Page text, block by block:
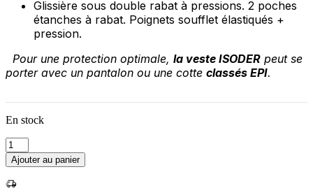
Glissière sous double rabat à pressions. 2 poches
étanches à rabat. Poignets soufflet élastiqués +
pression.
Pour une protection optimale, la veste ISODER peut se
porter avec un pantalon ou une cotte classés EPI.
En stock
quantité
de
VEST
ISODER
Ajouter au panier